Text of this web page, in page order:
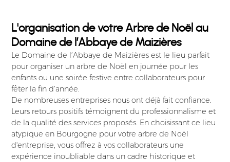
L'organisation de votre Arbre de Noël au
Domaine de l’Abbaye de Maizières
Le Domaine de l’Abbaye de Maizières est le lieu parfait
pour organiser un arbre de Noël en journée pour les
enfants ou une soirée festive entre collaborateurs pour
fêter la fin d’année.
De nombreuses entreprises nous ont déjà fait confiance.
Leurs retours positifs témoignent du professionnalisme et
de la qualité des services proposés. En choisissant ce lieu
atypique en Bourgogne pour votre arbre de Noël
d'entreprise, vous offrez à vos collaborateurs une
expérience inoubliable dans un cadre historique et